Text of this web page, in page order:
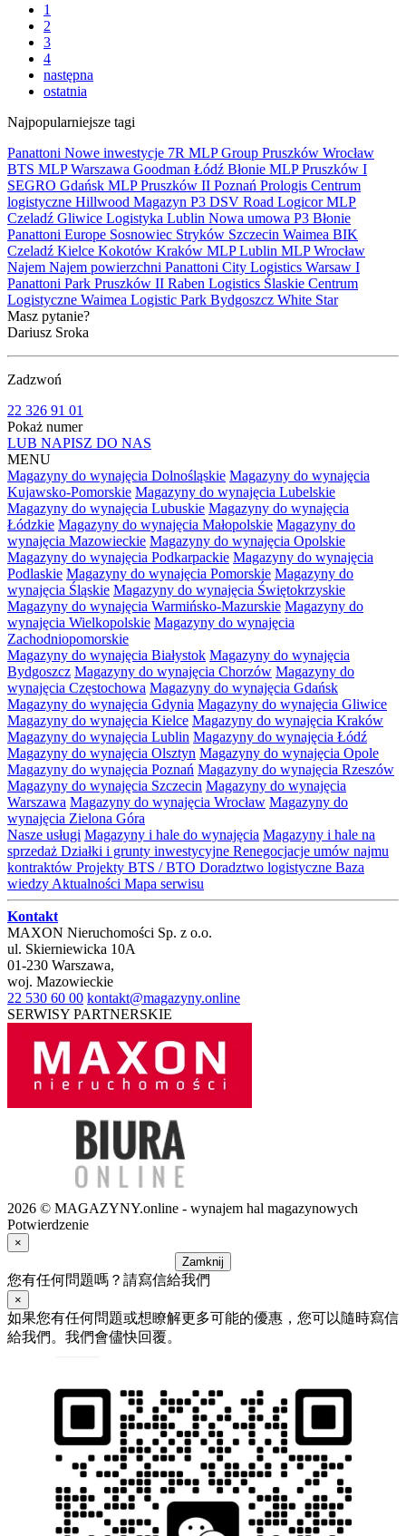
1
2
3
4
następna
ostatnia
Najpopularniejsze tagi
Panattoni Nowe inwestycje 7R MLP Group Pruszków Wrocław
BTS MLPWarszawa Goodman Łódź Błonie MLP Pruszków I
SEGRO Gdańsk MLP Pruszków II Poznań Prologis Centrum
logistyczne Hillwood Magazyn P3 DSV Road LogicorMLP
Czeladź Gliwice Logistyka Lublin Nowa umowa P3 Błonie
Panattoni Europe Sosnowiec Stryków Szczecin Waimea BIK
Czeladź Kielce Kokotów Kraków MLP Lublin MLP Wrocław
Najem Najem powierzchni Panattoni City Logistics Warsaw I
Panattoni Park Pruszków II Raben Logistics Ślaskie Centrum
Logistyczne Waimea Logistic Park Bydgoszcz White Star
Masz pytanie?
Dariusz Sroka
Zadzwoń
22 326 91 01
Pokaż numer
LUB NAPISZ DO NAS
MENU
Magazyny do wynajęcia Dolnośląskie Magazyny do wynajęcia
Kujawsko-Pomorskie Magazyny do wynajęcia Lubelskie
Magazyny do wynajęcia Lubuskie Magazyny do wynajęcia
Łódzkie Magazyny do wynajęcia Małopolskie Magazyny do
wynajęcia Mazowieckie Magazyny do wynajęcia Opolskie
Magazyny do wynajęcia Podkarpackie Magazyny do wynajęcia
Podlaskie Magazyny do wynajęcia Pomorskie Magazyny do
wynajęcia Śląskie Magazyny do wynajęcia Świętokrzyskie
Magazyny do wynajęcia Warmińsko-Mazurskie Magazyny do
wynajęcia Wielkopolskie Magazyny do wynajęcia
Zachodniopomorskie
Magazyny do wynajęcia Białystok Magazyny do wynajęcia
Bydgoszcz Magazyny do wynajęcia Chorzów Magazyny do
wynajęcia Częstochowa Magazyny do wynajęcia Gdańsk
Magazyny do wynajęcia Gdynia Magazyny do wynajęcia Gliwice
Magazyny do wynajęcia Kielce Magazyny do wynajęcia Kraków
Magazyny do wynajęcia Lublin Magazyny do wynajęcia Łódź
Magazyny do wynajęcia Olsztyn Magazyny do wynajęcia Opole
Magazyny do wynajęcia Poznań Magazyny do wynajęcia Rzeszów
Magazyny do wynajęcia Szczecin Magazyny do wynajęcia
Warszawa Magazyny do wynajęcia Wrocław Magazyny do
wynajęcia Zielona Góra
Nasze usługi Magazyny i hale do wynajęcia Magazyny i hale na
sprzedaż Działki i grunty inwestycyjne Renegocjacje umów najmu
kontraktów Projekty BTS / BTO Doradztwo logistyczne Baza
wiedzy Aktualności Mapa serwisu
Kontakt
MAXON Nieruchomości Sp. z o.o.
ul. Skierniewicka 10A
01-230 Warszawa,
woj. Mazowieckie
22 530 60 00 kontakt@magazyny.online
SERWISY PARTNERSKIE
2026 © MAGAZYNY.online - wynajem hal magazynowych
Potwierdzenie
×
Zamknij
您有任何問題嗎？請寫信給我們
×
如果您有任何問題或想瞭解更多可能的優惠，您可以隨時寫信
給我們。我們會儘快回覆。